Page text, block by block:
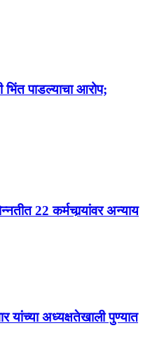
भिंत पाडल्याचा आरोप;
22 कर्मचार्‍यांवर अन्याय
यांच्या अध्यक्षतेखाली पुण्यात